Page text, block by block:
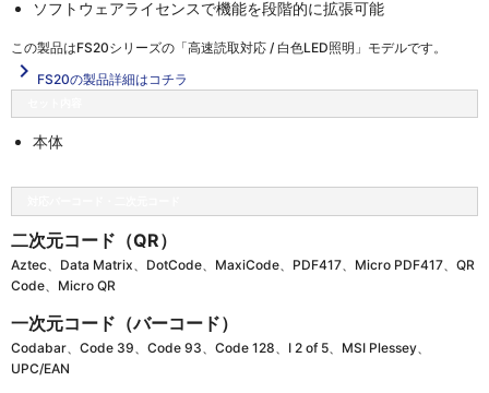
ソフトウェアライセンスで機能を段階的に拡張可能
この製品はFS20シリーズの「高速読取対応 / 白色LED照明」 モデルです。
navigate_next FS20の製品詳細はコチラ
本体
二次元コード（QR）
Aztec、Data Matrix、DotCode、MaxiCode、PDF417、Micro PDF417、QR
Code、Micro QR
一次元コード（バーコード）
Codabar、Code 39、Code 93、Code 128、I 2 of 5、MSI Plessey、
UPC/EAN